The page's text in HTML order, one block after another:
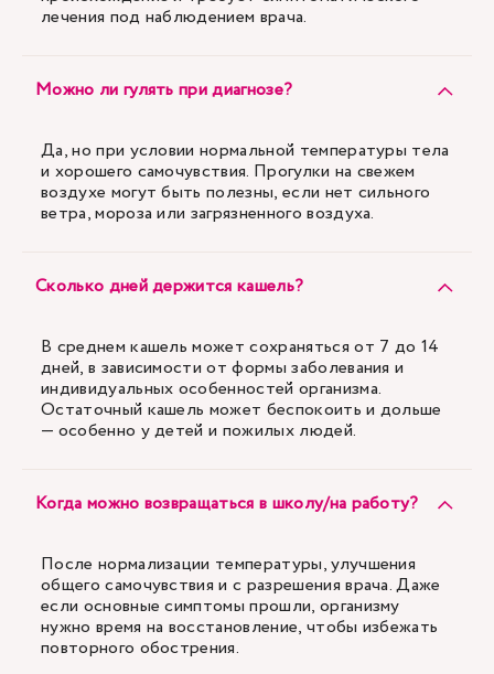
лечения под наблюдением врача.
Можно ли гулять при диагнозе?
Да, но при условии нормальной температуры тела
и хорошего самочувствия. Прогулки на свежем
воздухе могут быть полезны, если нет сильного
ветра, мороза или загрязненного воздуха.
Сколько дней держится кашель?
В среднем кашель может сохраняться от 7 до 14
дней, в зависимости от формы заболевания и
индивидуальных особенностей организма.
Остаточный кашель может беспокоить и дольше
— особенно у детей и пожилых людей.
Когда можно возвращаться в школу/на работу?
После нормализации температуры, улучшения
общего самочувствия и с разрешения врача. Даже
если основные симптомы прошли, организму
нужно время на восстановление, чтобы избежать
повторного обострения.